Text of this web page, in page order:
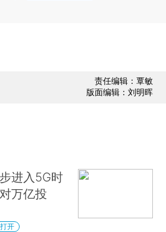
责任编辑：覃敏
版面编辑：刘明晖
进入5G时
万亿投
开